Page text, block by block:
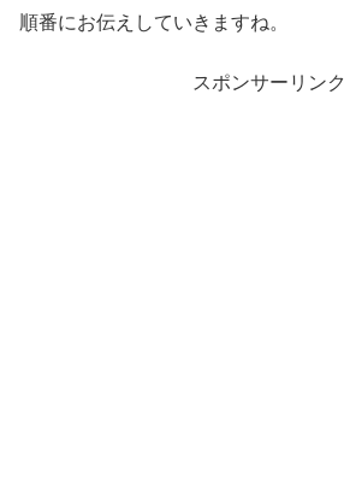
順番にお伝えしていきますね。
スポンサーリンク